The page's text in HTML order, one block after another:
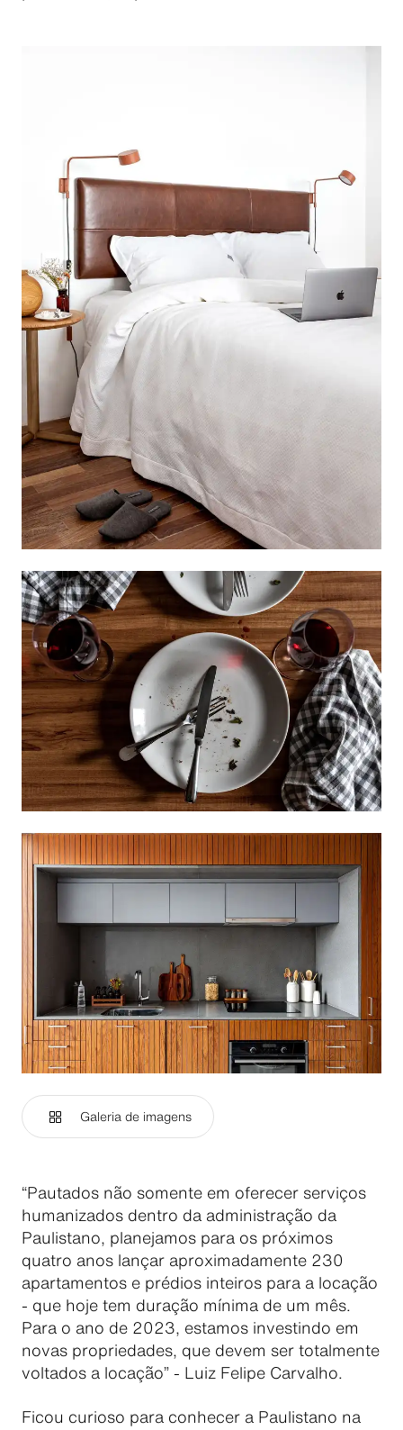
Galeria de imagens
“Pautados não somente em oferecer serviços
humanizados dentro da administração da
Paulistano, planejamos para os próximos
quatro anos lançar aproximadamente 230
apartamentos e prédios inteiros para a locação
- que hoje tem duração mínima de um mês.
Para o ano de 2023, estamos investindo em
novas propriedades, que devem ser totalmente
voltados a locação” - Luiz Felipe Carvalho.
Ficou curioso para conhecer a Paulistano na